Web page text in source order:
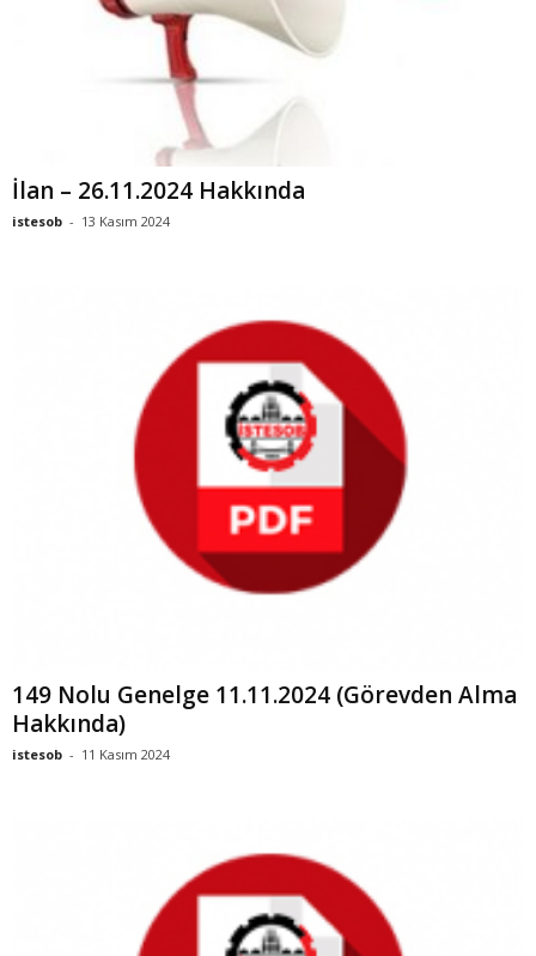
İlan – 26.11.2024 Hakkında
istesob - 13 Kasım 2024
149 Nolu Genelge 11.11.2024 (Görevden Alma
Hakkında)
istesob - 11 Kasım 2024